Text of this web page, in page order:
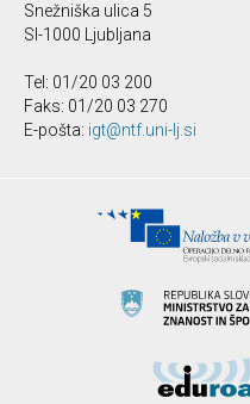
Snežniška ulica 5
SI-1000 Ljubljana
Tel: 01/20 03 200
Faks: 01/20 03 270
E-pošta: igt@ntf.uni-lj.si